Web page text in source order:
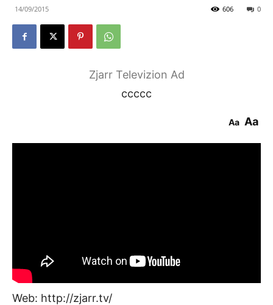
14/09/2015 0
606
Zjarr Televizion Ad
ccccc
Aa Aa
Web: http://zjarr.tv/